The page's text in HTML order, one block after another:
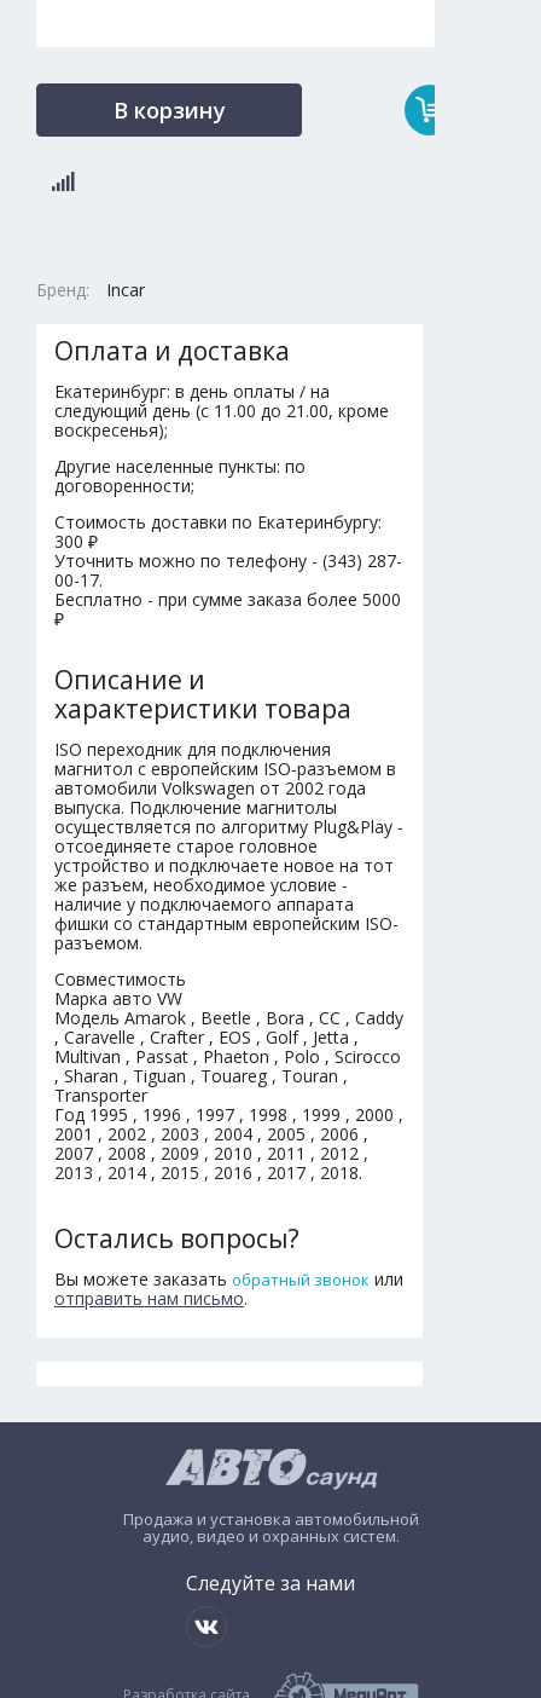
В корзину
Бренд: Incar
Оплата и доставка
Екатеринбург: в день оплаты / на
следующий день (с 11.00 до 21.00, кроме
воскресенья);
Другие населенные пункты: по
договоренности;
Стоимость доставки по Екатеринбургу:
300 ₽
Уточнить можно по телефону - (343) 287-
00-17.
Бесплатно - при сумме заказа более 5000
₽
Описание и
характеристики товара
ISO переходник для подключения
магнитол с европейским ISO-разъемом в
автомобили Volkswagen от 2002 года
выпуска. Подключение магнитолы
осуществляется по алгоритму Plug&Play -
отсоединяете старое головное
устройство и подключаете новое на тот
же разъем, необходимое условие -
наличие у подключаемого аппарата
фишки со стандартным европейским ISO-
разъемом.
Совместимость
Марка авто VW
Модель Amarok , Beetle , Bora , CC , Caddy
, Caravelle , Crafter , EOS , Golf , Jetta ,
Multivan , Passat , Phaeton , Polo , Scirocco
, Sharan , Tiguan , Touareg , Touran ,
Transporter
Год 1995 , 1996 , 1997 , 1998 , 1999 , 2000 ,
2001 , 2002 , 2003 , 2004 , 2005 , 2006 ,
2007 , 2008 , 2009 , 2010 , 2011 , 2012 ,
2013 , 2014 , 2015 , 2016 , 2017 , 2018.
Остались вопросы?
Вы можете заказать обратный звонок или
отправить нам письмо.
Продажа и установка автомобильной
аудио, видео и охранных систем.
Следуйте за нами